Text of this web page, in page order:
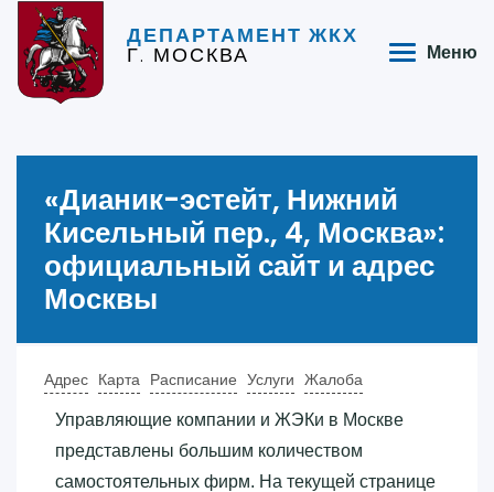
ДЕПАРТАМЕНТ ЖКХ
Г. МОСКВА Меню
«‎Дианик-эстейт, Нижний
Кисельный пер., 4, Москва»‎:
официальный сайт и адрес
Москвы
Адрес Карта Расписание Услуги Жалоба
Управляющие компании и ЖЭКи в Москве
представлены большим количеством
самостоятельных фирм. На текущей странице